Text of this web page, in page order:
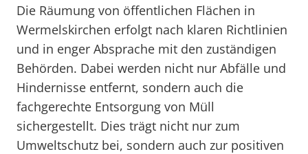
Die Räumung von öffentlichen Flächen in
Wermelskirchen erfolgt nach klaren Richtlinien
und in enger Absprache mit den zuständigen
Behörden. Dabei werden nicht nur Abfälle und
Hindernisse entfernt, sondern auch die
fachgerechte Entsorgung von Müll
sichergestellt. Dies trägt nicht nur zum
Umweltschutz bei, sondern auch zur positiven